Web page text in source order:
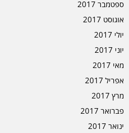
ספטמבר 2017
אוגוסט 2017
יולי 2017
יוני 2017
מאי 2017
אפריל 2017
מרץ 2017
פברואר 2017
ינואר 2017